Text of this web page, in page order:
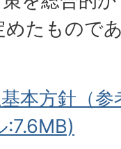
たもので
本方針（
:7.6MB)